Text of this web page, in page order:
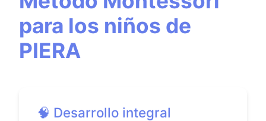
para los niños de
PIERA
🧠 Desarrollo integral